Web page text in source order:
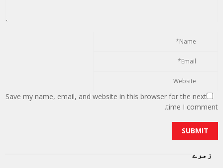
Save my name, email, and website in this browser for the next
time I comment.
زمرے